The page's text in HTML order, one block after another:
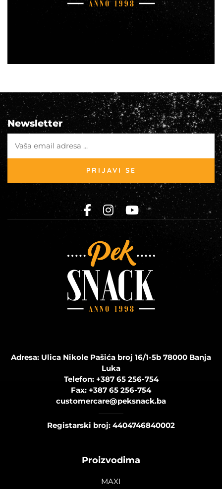
Newsletter
PRIJAVI SE
Adresa: Ulica Nikole Pašića broj 16/1-5b 78000 Banja
Luka
Telefon: +387 65 256-754
Fax: +387 65 256-754
customercare@peksnack.ba
Registarski broj: 4404746840002
Proizvodima
MAXI